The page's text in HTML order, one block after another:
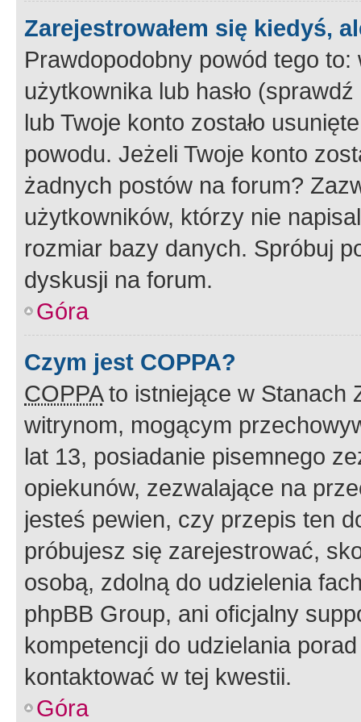
Zarejestrowałem się kiedyś,
Prawdopodobny powód tego to:
użytkownika lub hasło
lub Twoje konto zostało
powodu. Jeżeli Twoje konto
żadnych postów na forum?
użytkowników, którzy nie
rozmiar bazy danych. Spróbuj
dyskusji na forum.
Góra
Czym jest COPPA?
COPPAto istniejące w Stanach
witrynom, mogącym
lat 13, posiadanie pisemnego
opiekunów, zezwalające na
jesteś pewien, czy przepis ten
próbujesz się zarejestrować,
osobą, zdolną do udzielenia
phpBB Group, ani oficjalny
kompetencji do udzielania
kontaktować w tej kwestii.
Góra